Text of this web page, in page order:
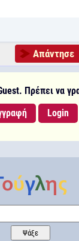
Απάντησε
Πρέπει να
Login